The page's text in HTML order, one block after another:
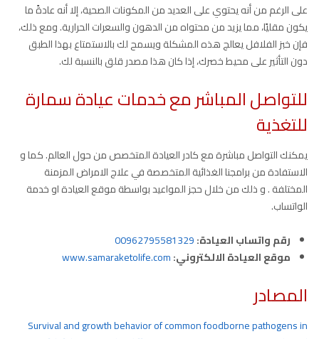
على الرغم من أنه يحتوي على العديد من المكونات الصحية، إلا أنه عادةً ما
يكون مقليًا، مما يزيد من محتواه من الدهون والسعرات الحرارية. ومع ذلك،
فإن خبز الفلافل يعالج هذه المشكلة ويسمح لك بالاستمتاع بهذا الطبق
دون التأثير على محيط خصرك، إذا كان هذا مصدر قلق بالنسبة لك.
للتواصل المباشر مع خدمات عيادة سمارة
للتغذية
يمكنك التواصل مباشرة مع كادر العيادة المتخصص من حول العالم. كما و
الاستفادة من برامجنا الغذائية المتخصصة في علاج الامراض المزمنة
المختلفة . و ذلك من خلال حجز المواعيد بواسطة موقع العيادة او خدمة
الواتساب.
رقم واتساب العيادة:00962795581329
موقع العيادة الالكتروني:www.samaraketolife.com
المصادر
Survival and growth behavior of common foodborne pathogens in